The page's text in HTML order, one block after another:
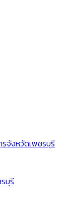
จังหวัดเพชรบุรี
บุรี